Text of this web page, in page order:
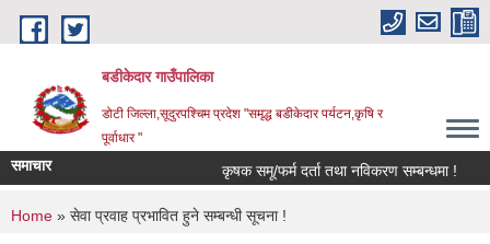
Skip to main content
बडीकेदार गाउँपालिका
डोटी जिल्ला,सूदुरपश्चिम प्रदेश "समृद्ध बडीकेदार पर्यटन,कृषि र
पूर्वाधार "
समाचार कृषक समू/फर्म दर्ता तथा नविकरण सम्बन्धमा !
You are here
Home » सेवा प्रवाह प्रभावित हुने सम्बन्धी सूचना !